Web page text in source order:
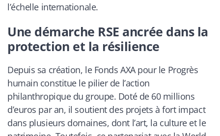
l’échelle internationale.
Une démarche RSE ancrée dans la
protection et la résilience
Depuis sa création, le Fonds AXA pour le Progrès
humain constitue le pilier de l’action
philanthropique du groupe. Doté de 60 millions
d’euros par an, il soutient des projets à fort impact
dans plusieurs domaines, dont l’art, la culture et le